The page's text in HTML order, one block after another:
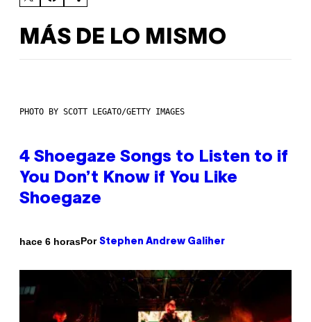
MÁS DE LO MISMO
PHOTO BY SCOTT LEGATO/GETTY IMAGES
4 Shoegaze Songs to Listen to if
You Don’t Know if You Like
Shoegaze
hace 6 horasPor Stephen Andrew Galiher